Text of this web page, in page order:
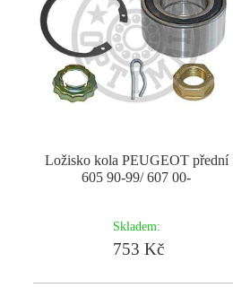
Ložisko kola PEUGEOT přední
605 90-99/ 607 00-
Skladem:
753 Kč